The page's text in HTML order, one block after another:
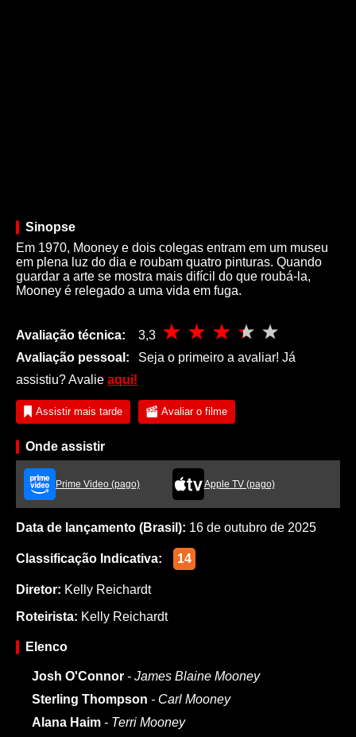
Sinopse
Em 1970, Mooney e dois colegas entram em um museu
em plena luz do dia e roubam quatro pinturas. Quando
guardar a arte se mostra mais difícil do que roubá-la,
Mooney é relegado a uma vida em fuga.
Avaliação técnica:
3,3
Avaliação pessoal:
Seja o primeiro a avaliar! Já
assistiu? Avalie aqui!
Assistir mais tarde Avaliar o filme
Onde assistir
Prime Video (pago) Apple TV (pago)
Data de lançamento (Brasil): 16 de outubro de 2025
Classificação Indicativa: 14
Diretor: Kelly Reichardt
Roteirista: Kelly Reichardt
Elenco
Josh O'Connor - James Blaine Mooney
Sterling Thompson - Carl Mooney
Alana Haim - Terri Mooney